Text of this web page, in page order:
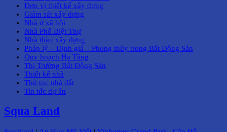
Đơn vị thiết kế xây dựng
Giám sát xây dựng
Nhà ở xã hội
Nhà Phố Biệt Thự
Nhà thầu xây dựng
Pháp lý – Định giá – Phong thủy trong Bất Động Sản
Quy hoạch Hạ Tầng
Thị Trường Bất Động Sản
Thiết kế nhà
Thủ tục nhà đất
Tin tức dự án
Squa Land